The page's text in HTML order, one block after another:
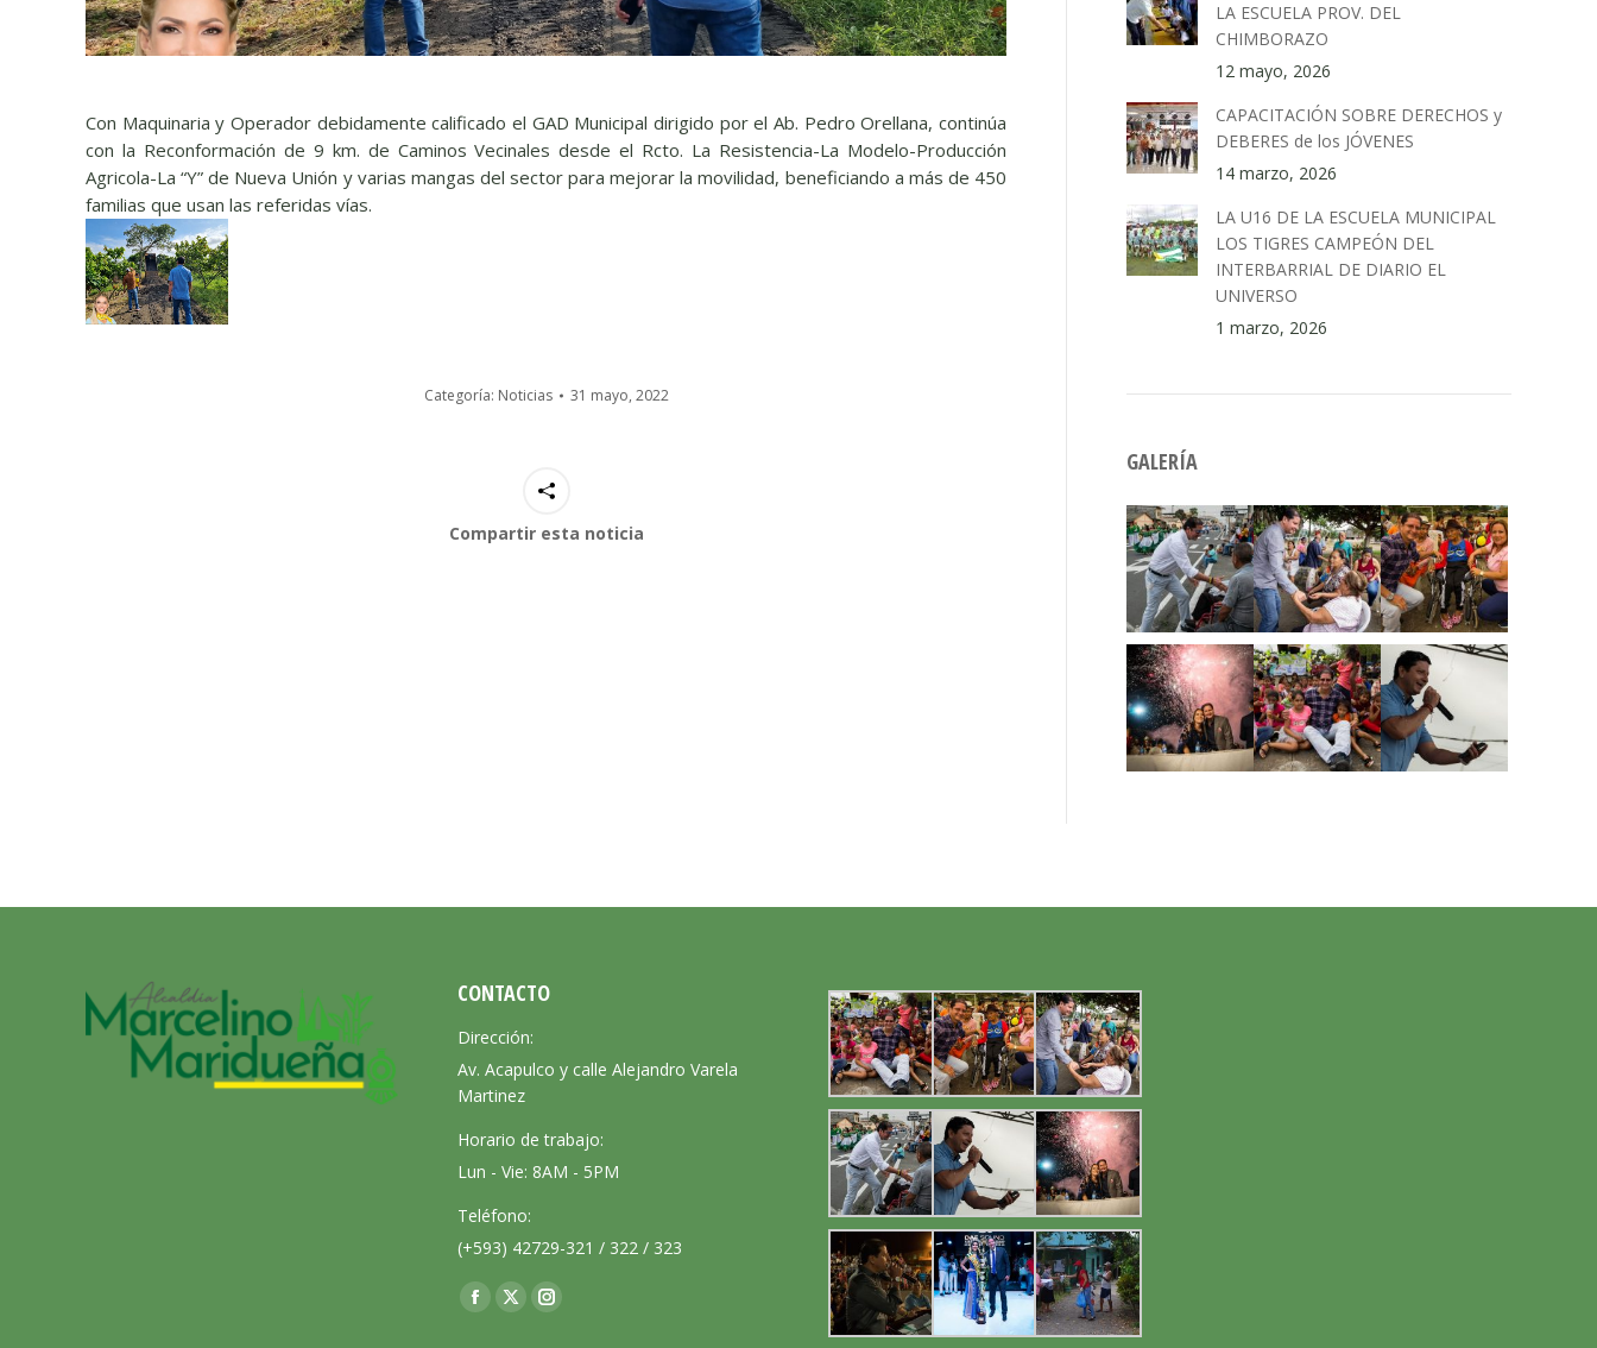
Con Maquinaria y Operador debidamente calificado el GAD Municipal dirigido por el Ab. Pedro Orellana, continúa
con la Reconformación de 9 km. de Caminos Vecinales desde el Rcto. La Resistencia-La Modelo-Producción
Agricola-La “Y” de Nueva Unión y varias mangas del sector para mejorar la movilidad, beneficiando a más de 450
familias que usan las referidas vías.
Categoría: Noticias 31 mayo, 2022
Compartir esta noticia
LA ESCUELA PROV. DEL
CHIMBORAZO
12 mayo, 2026
CAPACITACIÓN SOBRE DERECHOS y
DEBERES de los JÓVENES
14 marzo, 2026
LA U16 DE LA ESCUELA MUNICIPAL
LOS TIGRES CAMPEÓN DEL
INTERBARRIAL DE DIARIO EL
UNIVERSO
1 marzo, 2026
GALERÍA
CONTACTO
Dirección:
Av. Acapulco y calle Alejandro Varela
Martinez
Horario de trabajo:
Lun - Vie: 8AM - 5PM
Teléfono:
(+593) 42729-321 / 322 / 323
Encuéntranos en:
Facebook
X
Instagram